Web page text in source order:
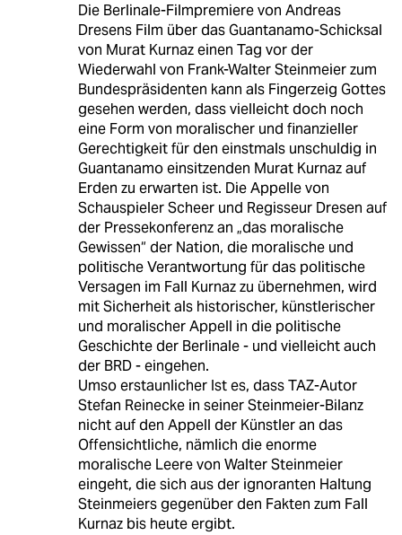
Die Berlinale-Filmpremiere von Andreas
Dresens Film über das Guantanamo-Schicksal
von Murat Kurnaz einen Tag vor der
Wiederwahl von Frank-Walter Steinmeier zum
Bundespräsidenten kann als Fingerzeig Gottes
gesehen werden, dass vielleicht doch noch
eine Form von moralischer und finanzieller
Gerechtigkeit für den einstmals unschuldig in
Guantanamo einsitzenden Murat Kurnaz auf
Erden zu erwarten ist. Die Appelle von
Schauspieler Scheer und Regisseur Dresen auf
der Pressekonferenz an „das moralische
Gewissen“ der Nation, die moralische und
politische Verantwortung für das politische
Versagen im Fall Kurnaz zu übernehmen, wird
mit Sicherheit als historischer, künstlerischer
und moralischer Appell in die politische
Geschichte der Berlinale - und vielleicht auch
der BRD - eingehen.
Umso erstaunlicher Ist es, dass TAZ-Autor
Stefan Reinecke in seiner Steinmeier-Bilanz
nicht auf den Appell der Künstler an das
Offensichtliche, nämlich die enorme
moralische Leere von Walter Steinmeier
eingeht, die sich aus der ignoranten Haltung
Steinmeiers gegenüber den Fakten zum Fall
Kurnaz bis heute ergibt.